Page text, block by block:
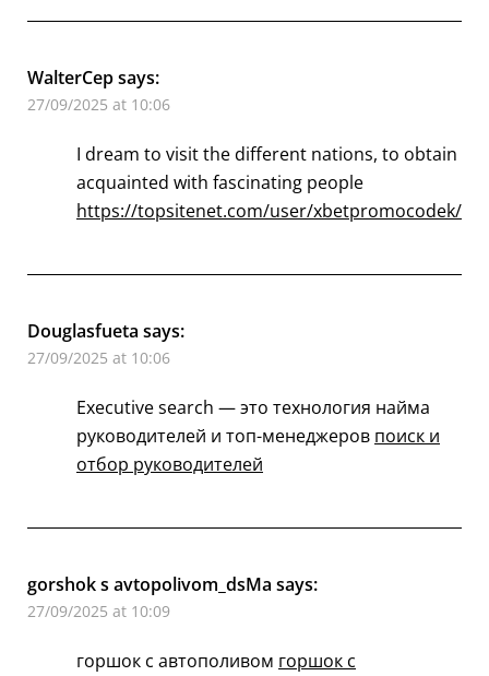
WalterCepsays:
27/09/2025 at 10:06
I dream to visit the different nations, to obtain
acquainted with fascinating people
https://topsitenet.com/user/xbetpromocodek/
Douglasfueta says:
27/09/2025 at 10:06
Executive search — это технология найма
руководителей и топ-менеджеров поиск и
отбор руководителей
gorshok s avtopolivom_dsMa says:
27/09/2025 at 10:09
горшок с автополивом горшок с